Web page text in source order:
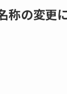
称の変